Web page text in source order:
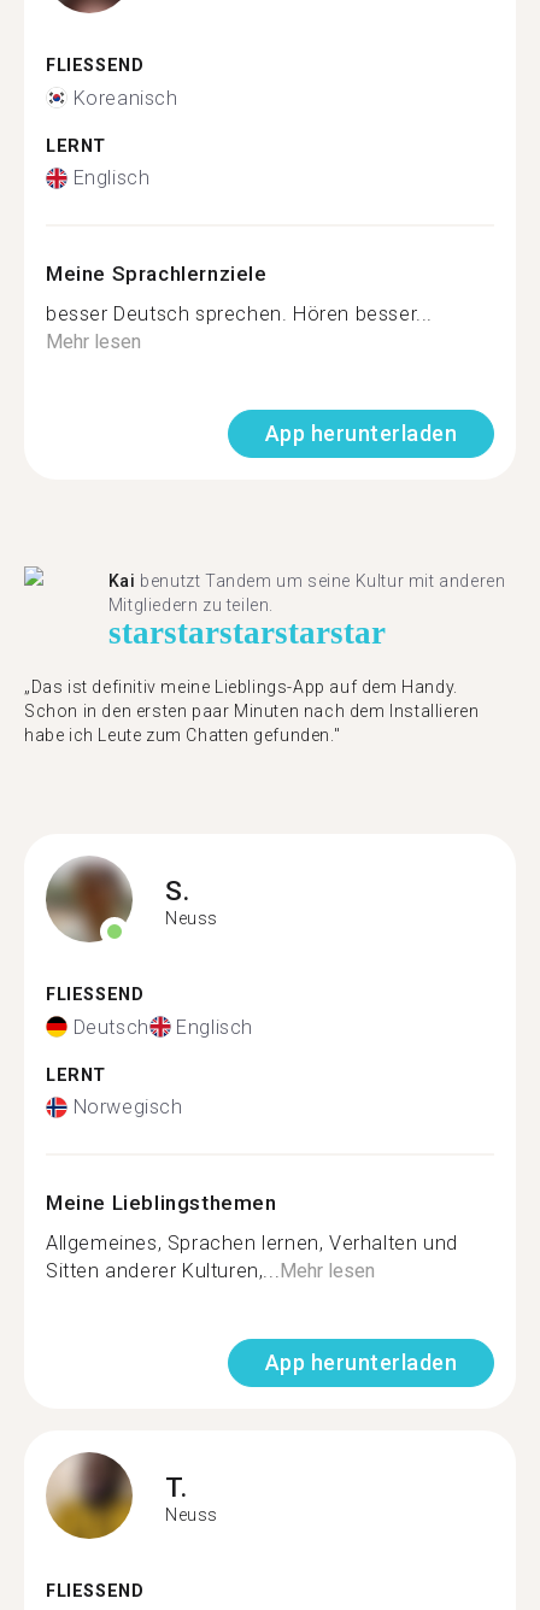
FLIESSEND
Koreanisch
LERNT
Englisch
Meine Sprachlernziele
besser Deutsch sprechen. Hören besser...
Mehr lesen
App herunterladen
Kai benutzt Tandem um seine Kultur mit anderen
Mitgliedern zu teilen.
starstarstarstarstar
„Das ist definitiv meine Lieblings-App auf dem Handy.
Schon in den ersten paar Minuten nach dem Installieren
habe ich Leute zum Chatten gefunden."
S.
Neuss
FLIESSEND
Deutsch Englisch
LERNT
Norwegisch
Meine Lieblingsthemen
Allgemeines, Sprachen lernen, Verhalten und
Sitten anderer Kulturen,...Mehr lesen
App herunterladen
T.
Neuss
FLIESSEND